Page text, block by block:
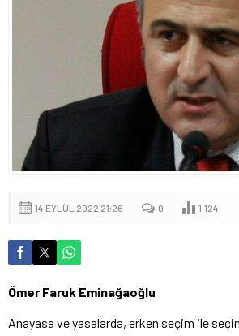
14 EYLÜL 2022 21:26 0 1.124
Ömer Faruk Eminağaoğlu
Anayasa ve yasalarda, erken seçim ile